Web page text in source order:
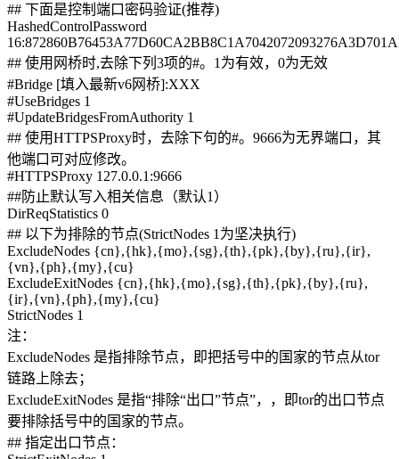
## 下面是控制端口密码验证(推荐)
HashedControlPassword
## 使用网桥时,去除下列3项的#。1为有效，0为无效
#Bridge [填入最新v6网桥]:XXX
#UseBridges 1
#UpdateBridgesFromAuthority 1
## 使用HTTPSProxy时，去除下句的#。9666为无界端口，其
他端口可对应修改。
#HTTPSProxy 127.0.0.1:9666
##防止默认写入相关信息（默认1）
DirReqStatistics 0
## 以下为排除的节点(StrictNodes 1为坚决执行)
ExcludeNodes {cn},{hk},{mo},{sg},{th},{pk},{by},{ru},{ir},
{vn},{ph},{my},{cu}
ExcludeExitNodes {cn},{hk},{mo},{sg},{th},{pk},{by},{ru},
{ir},{vn},{ph},{my},{cu}
StrictNodes 1
注：
ExcludeNodes 是指排除节点，即把括号中的国家的节点从tor
链路上除去；
ExcludeExitNodes 是指“排除“出口”节点”，，即tor的出口节点
要排除括号中的国家的节点。
## 指定出口节点：